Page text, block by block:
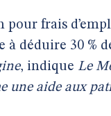
pour frais
à déduire 30 %
, indique Le
une aide aux